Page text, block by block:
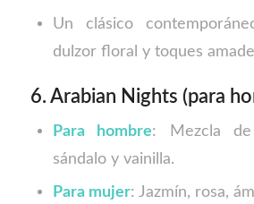
Un clásico
dulzor floral y toques
6. Arabian Nights (para
Para hombre: Mezcla de
sándalo y vainilla.
Para mujer: Jazmín, rosa,